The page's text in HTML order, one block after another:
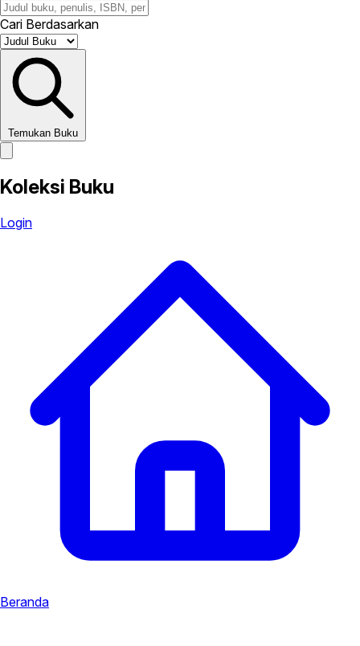
Cari Berdasarkan
Temukan Buku
Koleksi Buku
Login
Beranda